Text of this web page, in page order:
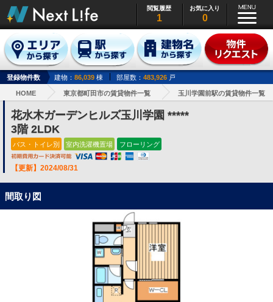
閲覧履歴
1
お気に入り
0
登録物件数 建物： 86,039 棟 部屋数： 483,926 戸
HOME 東京都町田市の賃貸物件一覧 玉川学園前駅の賃貸物件一覧
花水木ガーデンヒルズ玉川学園 *****
3階 2LDK
バス・トイレ別 室内洗濯機置場 フローリング
【更新】2024/08/31
間取り図